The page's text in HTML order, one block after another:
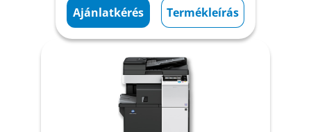
Ajánlatkérés Termékleírás